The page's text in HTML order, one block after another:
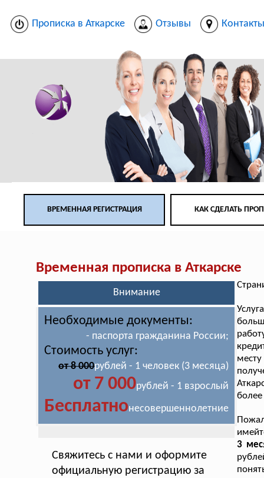
Прописка в Аткарске Отзывы
ВРЕМЕННАЯ РЕГИСТРАЦИЯ КАК СДЕЛАТЬ
Временная прописка в Аткарске
Внимание
Необходимые документы:
- паспорта гражданина России;
Стоимость услуг:
от 8 000рублей - 1 человек (3 месяца)
от 7 000рублей - 1 взрослый
Бесплатнонесовершеннолетние
Свяжитесь с нами и оформите
официальную регистрацию за
3